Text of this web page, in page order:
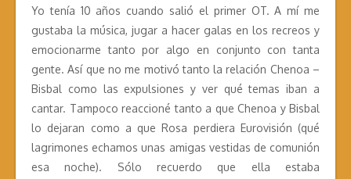
Yo tenía 10 años cuando salió el primer OT. A mí me
gustaba la música, jugar a hacer galas en los recreos y
emocionarme tanto por algo en conjunto con tanta
gente. Así que no me motivó tanto la relación Chenoa –
Bisbal como las expulsiones y ver qué temas iban a
cantar. Tampoco reaccioné tanto a que Chenoa y Bisbal
lo dejaran como a que Rosa perdiera Eurovisión (qué
lagrimones echamos unas amigas vestidas de comunión
esa noche). Sólo recuerdo que ella estaba